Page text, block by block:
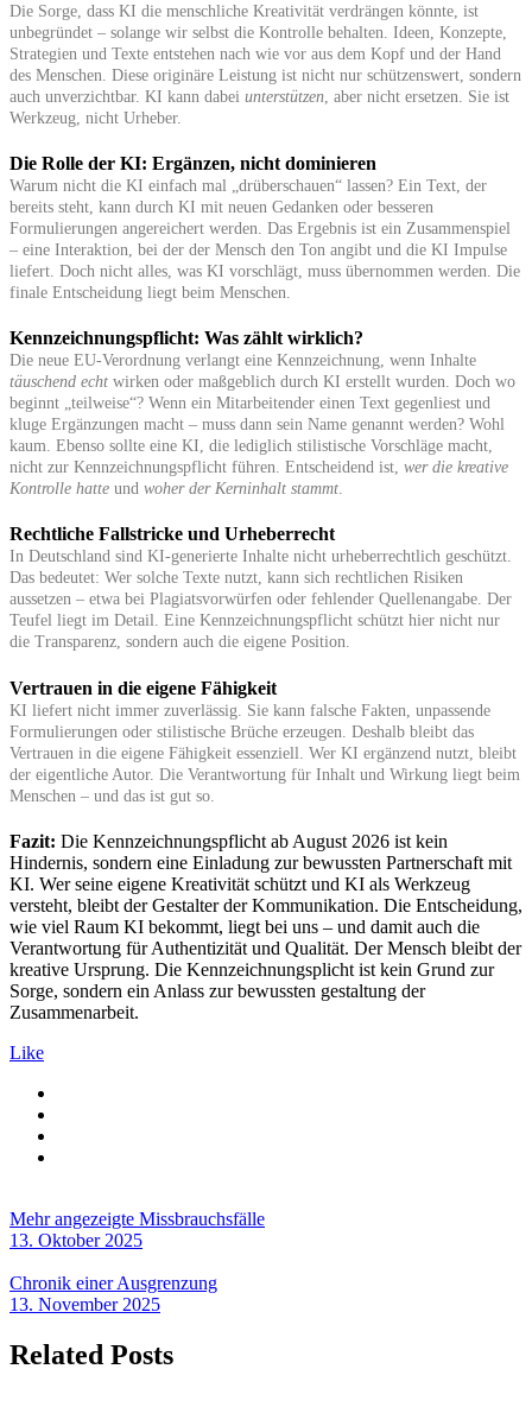
Die Sorge, dass KI die menschliche Kreativität verdrängen könnte, ist
unbegründet – solange wir selbst die Kontrolle behalten. Ideen, Konzepte,
Strategien und Texte entstehen nach wie vor aus dem Kopf und der Hand
des Menschen. Diese originäre Leistung ist nicht nur schützenswert, sondern
auch unverzichtbar. KI kann dabei unterstützen , aber nicht ersetzen. Sie ist
Werkzeug, nicht Urheber.
Die Rolle der KI: Ergänzen, nicht dominieren
Warum nicht die KI einfach mal „drüberschauen“ lassen? Ein Text, der
bereits steht, kann durch KI mit neuen Gedanken oder besseren
Formulierungen angereichert werden. Das Ergebnis ist ein Zusammenspiel
– eine Interaktion, bei der der Mensch den Ton angibt und die KI Impulse
liefert. Doch nicht alles, was KI vorschlägt, muss übernommen werden. Die
finale Entscheidung liegt beim Menschen.
Kennzeichnungspflicht: Was zählt wirklich?
Die neue EU-Verordnung verlangt eine Kennzeichnung, wenn Inhalte
täuschend echt wirken oder maßgeblich durch KI erstellt wurden. Doch wo
beginnt „teilweise“? Wenn ein Mitarbeitender einen Text gegenliest und
kluge Ergänzungen macht – muss dann sein Name genannt werden? Wohl
kaum. Ebenso sollte eine KI, die lediglich stilistische Vorschläge macht,
nicht zur Kennzeichnungspflicht führen. Entscheidend ist, wer die kreative
Kontrolle hatte und woher der Kerninhalt stammt.
Rechtliche Fallstricke und Urheberrecht
In Deutschland sind KI-generierte Inhalte nicht urheberrechtlich geschützt.
Das bedeutet: Wer solche Texte nutzt, kann sich rechtlichen Risiken
aussetzen – etwa bei Plagiatsvorwürfen oder fehlender Quellenangabe. Der
Teufel liegt im Detail. Eine Kennzeichnungspflicht schützt hier nicht nur
die Transparenz, sondern auch die eigene Position.
Vertrauen in die eigene Fähigkeit
KI liefert nicht immer zuverlässig. Sie kann falsche Fakten, unpassende
Formulierungen oder stilistische Brüche erzeugen. Deshalb bleibt das
Vertrauen in die eigene Fähigkeit essenziell. Wer KI ergänzend nutzt, bleibt
der eigentliche Autor. Die Verantwortung für Inhalt und Wirkung liegt beim
Menschen – und das ist gut so.
Fazit: Die Kennzeichnungspflicht ab August 2026 ist kein
Hindernis, sondern eine Einladung zur bewussten Partnerschaft mit
KI. Wer seine eigene Kreativität schützt und KI als Werkzeug
versteht, bleibt der Gestalter der Kommunikation. Die Entscheidung,
wie viel Raum KI bekommt, liegt bei uns – und damit auch die
Verantwortung für Authentizität und Qualität. Der Mensch bleibt der
kreative Ursprung. Die Kennzeichnungsplicht ist kein Grund zur
Sorge, sondern ein Anlass zur bewussten gestaltung der
Zusammenarbeit.
Like
Mehr angezeigte Missbrauchsfälle
13. Oktober 2025
Chronik einer Ausgrenzung
13. November 2025
Related Posts